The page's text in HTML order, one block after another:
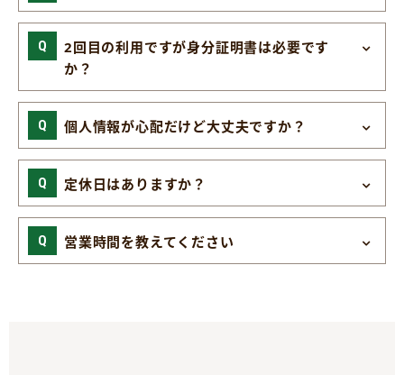
2回目の利用ですが身分証明書は必要です
か？
個人情報が心配だけど大丈夫ですか？
定休日はありますか？
営業時間を教えてください